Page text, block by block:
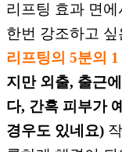
리프팅 효과 면에
한번 강조하고
리프팅의 5분의
지만 외출, 출근
다, 간혹 피부가
경우도 있네요)